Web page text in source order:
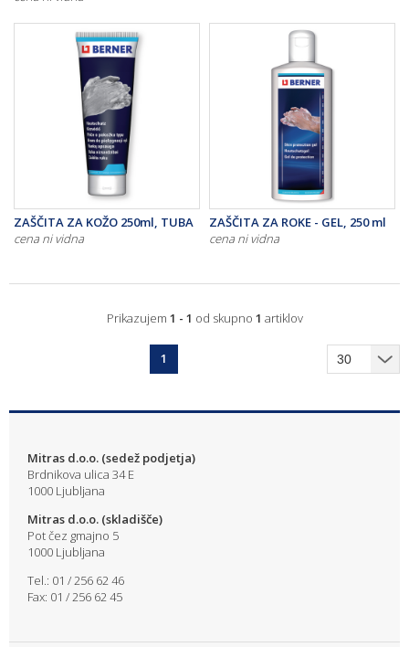
ZAŠČITA ZA KOŽO 250ml, TUBA
cena ni vidna
ZAŠČITA ZA ROKE - GEL, 250 ml
cena ni vidna
Prikazujem 1 - 1 od skupno 1 artiklov
1
Mitras d.o.o. (sedež podjetja)
Brdnikova ulica 34 E
1000 Ljubljana
Mitras d.o.o. (skladišče)
Pot čez gmajno 5
1000 Ljubljana
Tel.: 01 / 256 62 46
Fax: 01 / 256 62 45